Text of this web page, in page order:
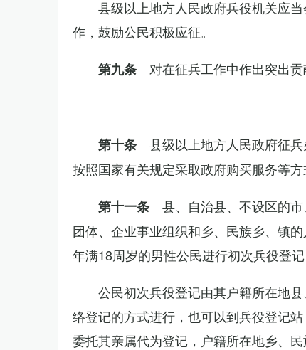
县级以上地方人民政府兵役机关应
作，鼓励公民积极应征。
第九条 对在征兵工作中作出突出贡
第十条 县级以上地方人民政府征兵
按照国家有关规定采取政府购买服务等方
第十一条 县、自治县、不设区的市
团体、企业事业组织和乡、民族乡、镇
年满18周岁的男性公民进行初次兵役登
公民初次兵役登记由其户籍所在地
络登记的方式进行，也可以到兵役登记
委托其亲属代为登记，户籍所在地乡、